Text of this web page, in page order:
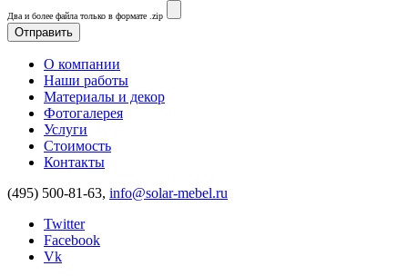
Два и более файла только в формате .zip
О компании
Наши работы
Материалы и декор
Фотогалерея
Услуги
Стоимость
Контакты
(495) 500-81-63, info@solar-mebel.ru
Twitter
Facebook
Vk